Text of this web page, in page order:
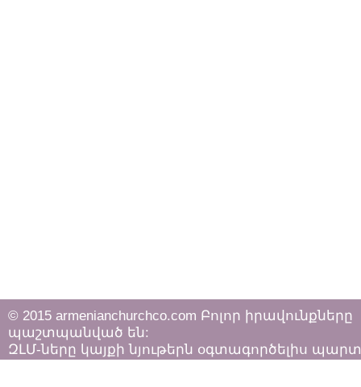
© 2015 armenianchurchco.com Բոլոր իրավունքները
պաշտպանված են:
ԶԼՄ-ները կայքի նյութերն օգտագործելիս